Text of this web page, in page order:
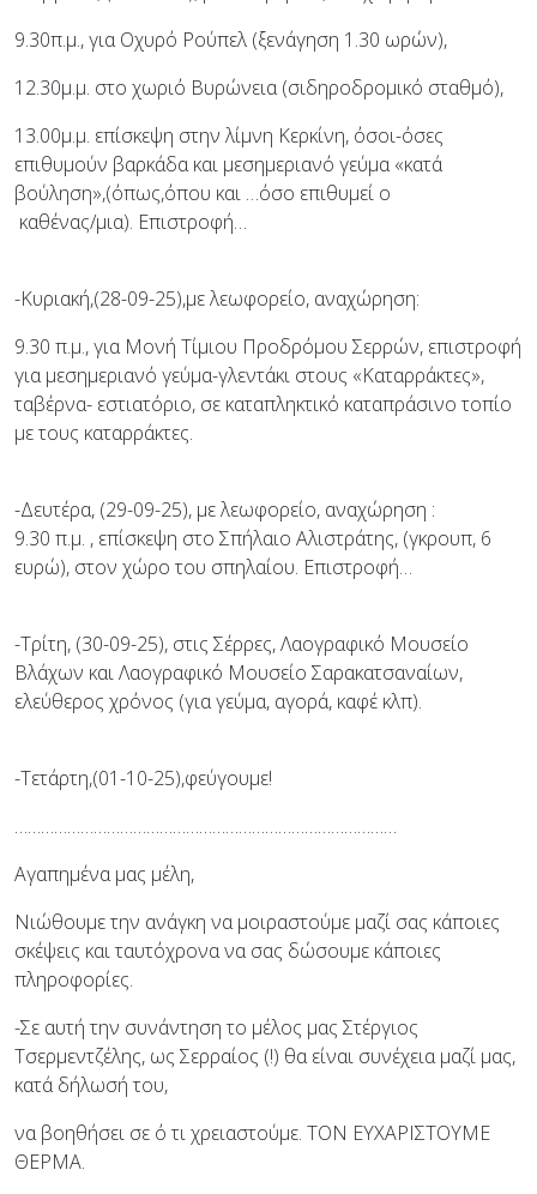
9.30π.μ., για Οχυρό Ρούπελ (ξενάγηση 1.30 ωρών),
12.30μ.μ. στο χωριό Βυρώνεια (σιδηροδρομικό σταθμό),
13.00μ.μ. επίσκεψη στην λίμνη Κερκίνη, όσοι-όσες
επιθυμούν βαρκάδα και μεσημεριανό γεύμα «κατά
βούληση»,(όπως,όπου και …όσο επιθυμεί ο
καθένας/μια). Επιστροφή…
-Κυριακή,(28-09-25),με λεωφορείο, αναχώρηση:
9.30 π.μ., για Μονή Τίμιου Προδρόμου Σερρών, επιστροφή
για μεσημεριανό γεύμα-γλεντάκι στους «Καταρράκτες»,
ταβέρνα- εστιατόριο, σε καταπληκτικό καταπράσινο τοπίο
με τους καταρράκτες.
-Δευτέρα, (29-09-25), με λεωφορείο, αναχώρηση :
9.30 π.μ. , επίσκεψη στο Σπήλαιο Αλιστράτης, (γκρουπ, 6
ευρώ), στον χώρο του σπηλαίου. Επιστροφή…
-Τρίτη, (30-09-25), στις Σέρρες, Λαογραφικό Μουσείο
Βλάχων και Λαογραφικό Μουσείο Σαρακατσαναίων,
ελεύθερος χρόνος (για γεύμα, αγορά, καφέ κλπ).
-Τετάρτη,(01-10-25),φεύγουμε!
……………………………………………………………………………
Αγαπημένα μας μέλη,
Νιώθουμε την ανάγκη να μοιραστούμε μαζί σας κάποιες
σκέψεις και ταυτόχρονα να σας δώσουμε κάποιες
πληροφορίες.
-Σε αυτή την συνάντηση το μέλος μας Στέργιος
Τσερμεντζέλης, ως Σερραίος (!) θα είναι συνέχεια μαζί μας,
κατά δήλωσή του,
να βοηθήσει σε ό τι χρειαστούμε. ΤΟΝ ΕΥΧΑΡΙΣΤΟΥΜΕ
ΘΕΡΜΑ.